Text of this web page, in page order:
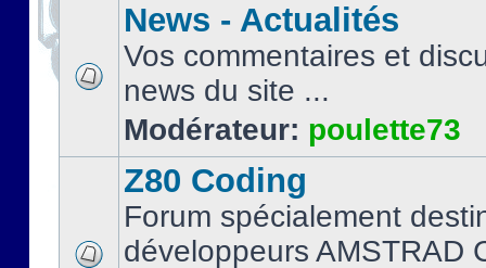
News - Actualités
Vos commentaires et
news du site ...
Modérateur: poulette73
Z80 Coding
Forum spécialement
développeurs AMSTRAD